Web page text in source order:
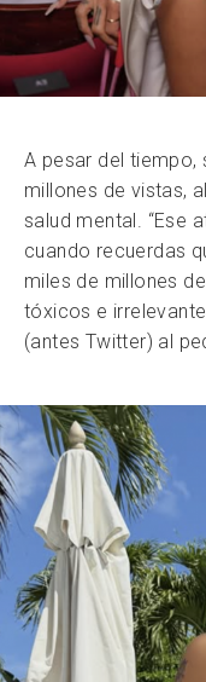
A pesar del tiempo,
millones de vistas,
salud mental. “Ese
cuando recuerdas
miles de millones
tóxicos e
(antes Twitter) al